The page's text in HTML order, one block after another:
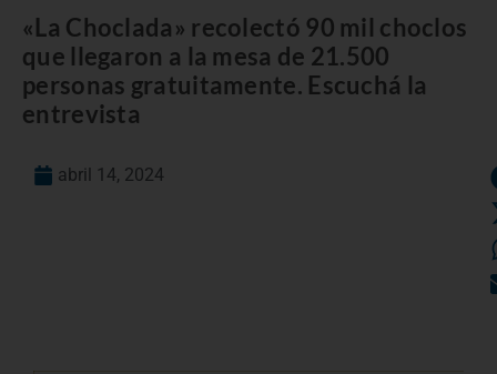
«La Choclada» recolectó 90 mil choclos
que llegaron a la mesa de 21.500
personas gratuitamente. Escuchá la
entrevista
abril 14, 2024